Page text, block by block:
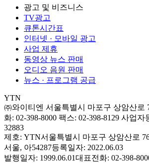
광고 및 비즈니스
TV광고
큐톤시간표
인터넷 · 모바일 광고
사업 제휴
동영상 뉴스 판매
오디오 음원 판매
뉴스 · 프로그램 공급
YTN
㈜와이티엔 서울특별시 마포구 상암산로
화: 02-398-8000 팩스: 02-398-8129 사업자
32883
제호: YTN서울특별시 마포구 상암산로
서울, 아54287등록일자: 2022.06.03
발행일자: 1999.06.01대표전화: 02-398-